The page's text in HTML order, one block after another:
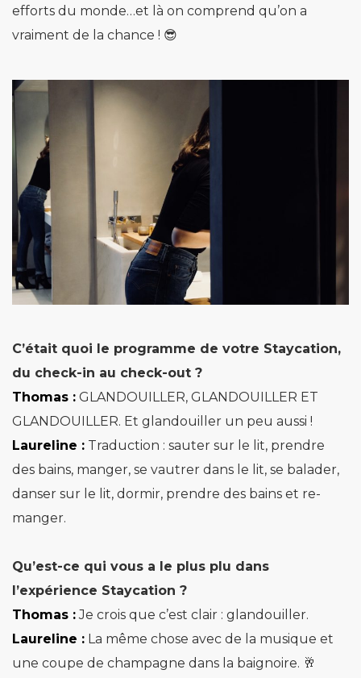
efforts du monde…et là on comprend qu’on a
vraiment de la chance ! 😎
C’était quoi le programme de votre Staycation,
du check-in au check-out ?
Thomas : GLANDOUILLER, GLANDOUILLER ET
GLANDOUILLER. Et glandouiller un peu aussi !
Laureline : Traduction : sauter sur le lit, prendre
des bains, manger, se vautrer dans le lit, se balader,
danser sur le lit, dormir, prendre des bains et re-
manger.
Qu’est-ce qui vous a le plus plu dans
l’expérience Staycation ?
Thomas :Je crois que c’est clair : glandouiller.
Laureline : La même chose avec de la musique et
une coupe de champagne dans la baignoire. 🥂